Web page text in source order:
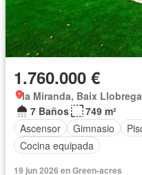
1.760.000 €
la Miranda, Baix
7 Baños
749 m²
Ascensor
Gimnasio
Cocina equipada
19 jun 2026 en Green-acres